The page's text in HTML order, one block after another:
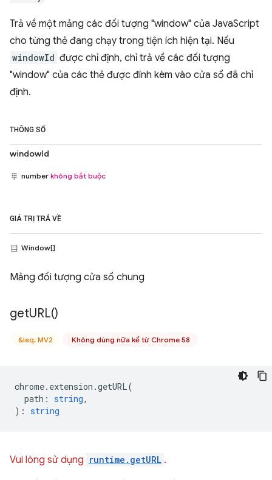
Trả về một mảng các đối tượng "window" của JavaScript
cho từng thẻ đang chạy trong tiện ích hiện tại. Nếu
windowId được chỉ định, chỉ trả về các đối tượng
"window" của các thẻ được đính kèm vào cửa sổ đã chỉ
định.
THÔNG SỐ
windowId
number không bắt buộc
GIÁ TRỊ TRẢ VỀ
Window[]
Mảng đối tượng cửa sổ chung
getURL()
&leq; MV2 Không dùng nữa kể từ Chrome 58
chrome. extension .getURL(
path : string,
) : string
Vui lòng sử dụng runtime.getURL .